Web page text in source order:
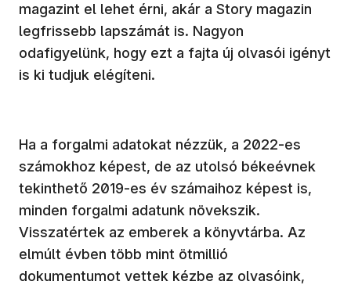
magazint el lehet érni, akár a Story magazin
legfrissebb lapszámát is. Nagyon
odafigyelünk, hogy ezt a fajta új olvasói igényt
is ki tudjuk elégíteni.
Ha a forgalmi adatokat nézzük, a 2022-es
számokhoz képest, de az utolsó békeévnek
tekinthető 2019-es év számaihoz képest is,
minden forgalmi adatunk növekszik.
Visszatértek az emberek a könyvtárba. Az
elmúlt évben több mint ötmillió
dokumentumot vettek kézbe az olvasóink,